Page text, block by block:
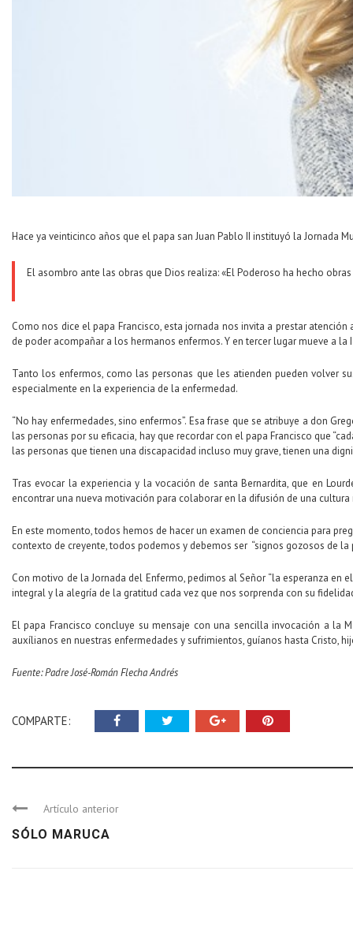
Hace ya veinticinco años que el papa san Juan Pablo II instituyó la Jornada
El asombro ante las obras que Dios realiza: «El Poderoso ha hecho
Como nos dice el papa Francisco, esta jornada nos invita a prestar
de poder acompañar a los hermanos enfermos. Y en tercer lugar mueve a
Tanto los enfermos, como las personas que les atienden pueden volver
especialmente en la experiencia de la enfermedad.
“No hay enfermedades, sino enfermos”. Esa frase que se atribuye a don
las personas por su eficacia, hay que recordar con el papa Francisco que
las personas que tienen una discapacidad incluso muy grave, tienen una
Tras evocar la experiencia y la vocación de santa Bernardita, que en
encontrar una nueva motivación para colaborar en la difusión de una
En este momento, todos hemos de hacer un examen de conciencia para
contexto de creyente, todos podemos y debemos ser “signos gozosos de
Con motivo de la Jornada del Enfermo, pedimos al Señor “la esperanza
integral y la alegría de la gratitud cada vez que nos sorprenda con su
El papa Francisco concluye su mensaje con una sencilla invocación a la
auxílianos en nuestras enfermedades y sufrimientos, guíanos hasta Cristo,
Fuente: Padre José-Román Flecha Andrés
COMPARTE:
Artículo anterior
SÓLO MARUCA